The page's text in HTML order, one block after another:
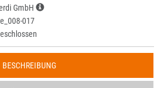
GmbH
017
BESCHREIBUNG